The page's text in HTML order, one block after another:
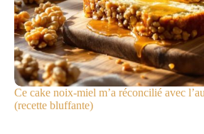
Ce cake noix-miel m’a réconcilié avec
(recette bluffante)